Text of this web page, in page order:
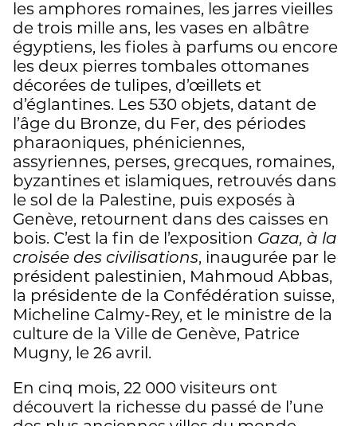
les amphores romaines, les jarres vieilles
de trois mille ans, les vases en albâtre
égyptiens, les fioles à parfums ou encore
les deux pierres tombales ottomanes
décorées de tulipes, d’œillets et
d’églantines. Les 530 objets, datant de
l’âge du Bronze, du Fer, des périodes
pharaoniques, phéniciennes,
assyriennes, perses, grecques, romaines,
byzantines et islamiques, retrouvés dans
le sol de la Palestine, puis exposés à
Genève, retournent dans des caisses en
bois. C’est la fin de l’exposition Gaza, à la
croisée des civilisations, inaugurée par le
président palestinien, Mahmoud Abbas,
la présidente de la Confédération suisse,
Micheline Calmy-Rey, et le ministre de la
culture de la Ville de Genève, Patrice
Mugny, le 26 avril.
En cinq mois, 22 000 visiteurs ont
découvert la richesse du passé de l’une